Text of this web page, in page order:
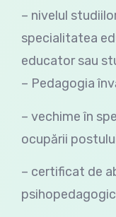
– nivelul
specialitatea
educator sau
– Pedagogia
– vechime în
ocupării
– certificat de